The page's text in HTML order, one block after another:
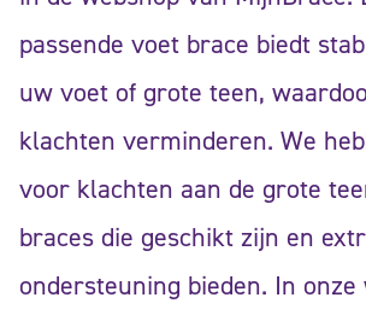
passende voet brace biedt
uw voet of grote teen,
klachten verminderen. We
voor klachten aan de grote
braces die geschikt zijn en
ondersteuning bieden. In onze